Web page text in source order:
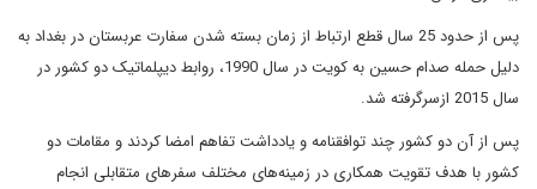
پس از حدود 25 سال قطع ارتباط از زمان بسته شدن سفارت عربستان در بغداد به
دلیل حمله صدام حسین به کویت در سال 1990، روابط دیپلماتیک دو کشور در
سال 2015 ازسرگرفته شد.
پس از آن دو کشور چند توافقنامه و یادداشت تفاهم امضا کردند و مقامات دو
کشور با هدف تقویت همکاری در زمینه‌های مختلف سفرهای متقابلی انجام